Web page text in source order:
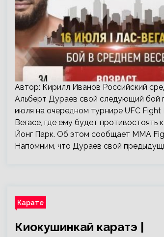
Автор: Кирилл Иванов Российский
Альберт Дураев свой следующий бой
июля на очередном турнире UFC Fight
Вегасе, где ему будет противостоять
Йонг Парк. Об этом сообщает MMA
Напомним, что Дураев свой
Карате
Киокушинкай каратэ |